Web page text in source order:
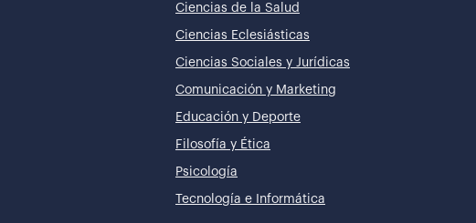
Ciencias de la Salud
Ciencias Eclesiásticas
Ciencias Sociales y Jurídicas
Comunicación y Marketing
Educación y Deporte
Filosofía y Ética
Psicología
Tecnología e Informática